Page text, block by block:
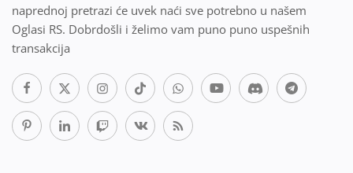
naprednoj pretrazi će uvek naći sve potrebno u našem
Oglasi RS. Dobrdošli i želimo vam puno puno uspešnih
transakcija